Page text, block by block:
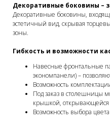
Декоративные боковины –
Декоративные боковины,
эстетичный вид, скрывая
зоны.
Гибкость и возможности
Навесные фронтальные
экономпанели) –
Возможность
Под заказ в столешницы
крышкой, открывающейся
Возможность выбора